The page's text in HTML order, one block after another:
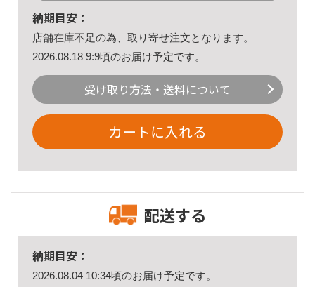
納期目安：
店舗在庫不足の為、取り寄せ注文となります。
2026.08.18 9:9頃のお届け予定です。
受け取り方法・送料について
カートに入れる
配送する
納期目安：
2026.08.04 10:34頃のお届け予定です。